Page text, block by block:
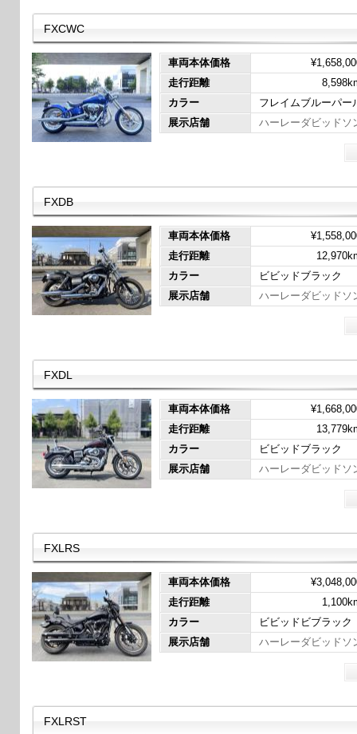
FXCWC
車両本体価格
走行距離
カラー
フレイムブルーパー
展示店舗
ハーレーダビッドソ
FXDB
車両本体価格
走行距離
カラー
ビビッドブラック
展示店舗
ハーレーダビッドソ
FXDL
車両本体価格
走行距離
カラー
ビビッドブラック
展示店舗
ハーレーダビッドソ
FXLRS
車両本体価格
走行距離
カラー
ビビッドビブラック
展示店舗
ハーレーダビッドソ
FXLRST